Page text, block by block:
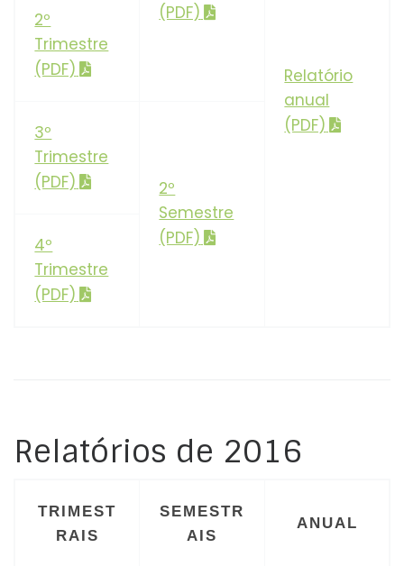
(PDF)
Relatório
anual
(PDF)
2º
Trimestre
(PDF)
3º
Trimestre
(PDF)
2º
Semestre
(PDF)
4º
Trimestre
(PDF)
Relatórios de 2016
TRIMEST
RAIS
SEMESTR
AIS
ANUAL